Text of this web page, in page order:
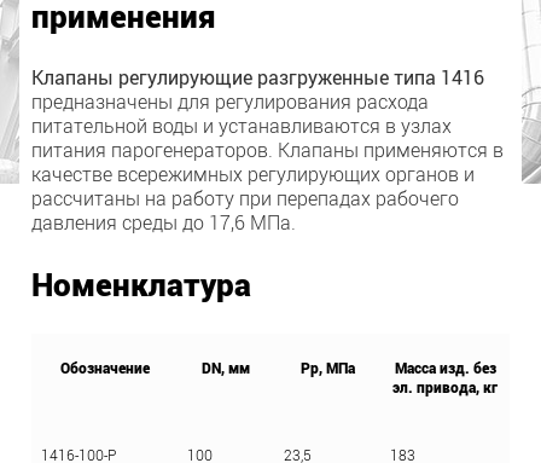
применения
Клапаны регулирующие разгруженные типа 1416
предназначены для регулирования расхода
питательной воды и устанавливаются в узлах
питания парогенераторов. Клапаны применяются в
качестве всережимных регулирующих органов и
рассчитаны на работу при перепадах рабочего
давления среды до 17,6 МПа.
Номенклатура
Обозначение DN, мм Рр, МПа
Масса изд. без
эл. привода, кг
1416-100-Р 100 23,5 183